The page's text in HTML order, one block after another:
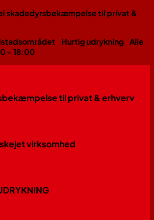
skadedyrsbekæmpelse til privat &
Hurtig udrykning Alle
- 18:00
til privat & erhverv
virksomhed